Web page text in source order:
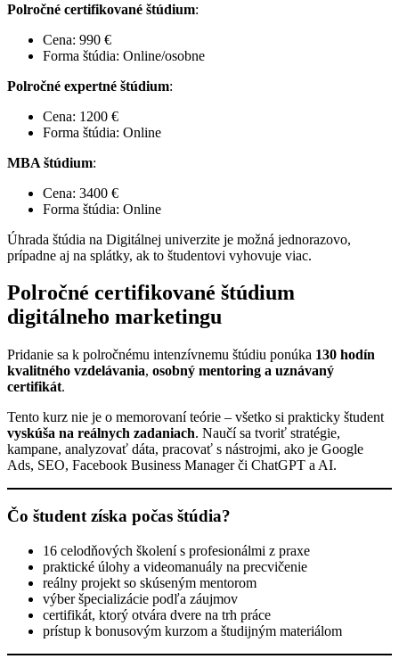
Polročné certifikované štúdium:
Cena: 990 €
Forma štúdia: Online/osobne
Polročné expertné štúdium:
Cena: 1200 €
Forma štúdia: Online
MBA štúdium:
Cena: 3400 €
Forma štúdia: Online
Úhrada štúdia na Digitálnej univerzite je možná jednorazovo,
prípadne aj na splátky, ak to študentovi vyhovuje viac.
Polročné certifikované štúdium
digitálneho marketingu
Pridanie sa k polročnému intenzívnemu štúdiu ponúka 130 hodín
kvalitného vzdelávania, osobný mentoring a uznávaný
certifikát.
Tento kurz nie je o memorovaní teórie – všetko si prakticky študent
vyskúša na reálnych zadaniach. Naučí sa tvoriť stratégie,
kampane, analyzovať dáta, pracovať s nástrojmi, ako je Google
Ads, SEO, Facebook Business Manager či ChatGPT a AI.
Čo študent získa počas štúdia?
16 celodňových školení s profesionálmi z praxe
praktické úlohy a videomanuály na precvičenie
reálny projekt so skúseným mentorom
výber špecializácie podľa záujmov
certifikát, ktorý otvára dvere na trh práce
prístup k bonusovým kurzom a študijným materiálom